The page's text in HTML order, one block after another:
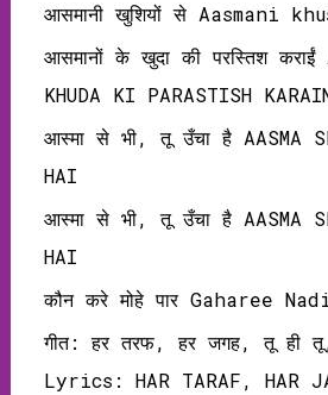
आसमानी खुशियों से Aasmani
आसमानों के खुदा की परस्तिश कराईं
KHUDA KI PARASTISH
आस्मा से भी, तू उँचा है AASMA
HAI
आस्मा से भी, तू उँचा है AASMA
HAI
कौन करे मोहे पार Gaharee
गीत: हर तरफ, हर जगह, तू ही
Lyrics: HAR TARAF, HAR